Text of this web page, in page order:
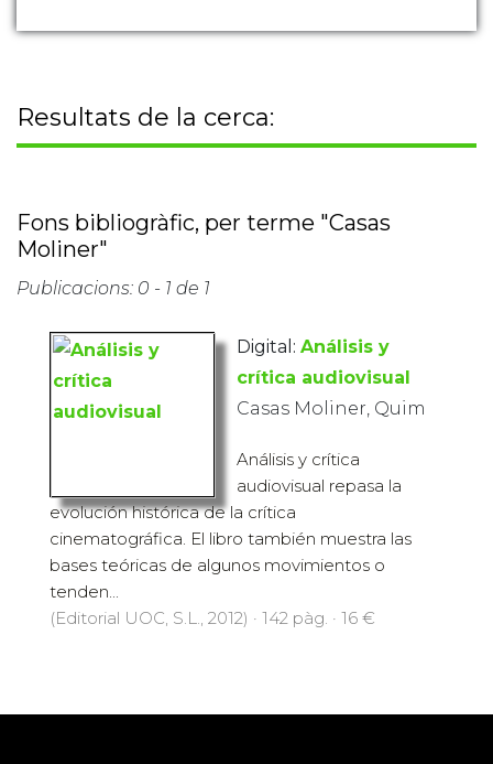
Resultats de la cerca:
Fons bibliogràfic, per terme "Casas
Moliner"
Publicacions: 0 - 1 de 1
Digital: Análisis y
crítica audiovisual
Casas Moliner, Quim
Análisis y crítica
audiovisual repasa la
evolución histórica de la crítica
cinematográfica. El libro también muestra las
bases teóricas de algunos movimientos o
tenden...
(Editorial UOC, S.L., 2012) · 142 pàg. · 16 €